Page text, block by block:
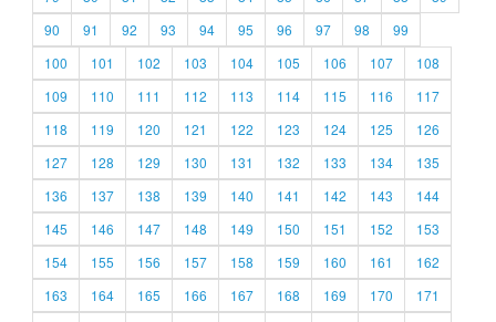
90
91 92 93 94 95 96 97 98
99
100
101 102 103 104 105 106 107
108
109
110 111 112 113 114 115 116
117
118
119 120 121 122 123 124 125
126
127
128 129 130 131 132 133 134
135
136
137 138 139 140 141 142 143
144
145
146 147 148 149 150 151 152
153
154
155 156 157 158 159 160 161
162
163
164 165 166 167 168 169 170
171